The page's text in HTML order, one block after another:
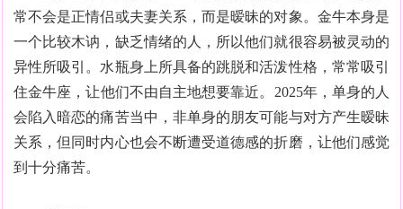
常不会是正情侣或夫妻关系，而是暧昧的对象。金牛本身是
一个比较木讷，缺乏情绪的人，所以他们就很容易被灵动的
异性所吸引。水瓶身上所具备的跳脱和活泼性格，常常吸引
住金牛座，让他们不由自主地想要靠近。2025年，单身的人
会陷入暗恋的痛苦当中，非单身的朋友可能与对方产生暧昧
关系，但同时内心也会不断遭受道德感的折磨，让他们感觉
到十分痛苦。